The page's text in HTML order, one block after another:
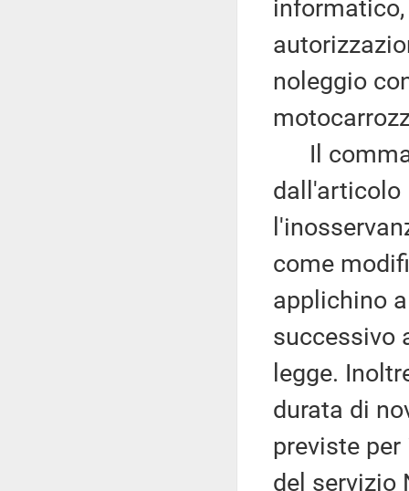
noleggio
Il comma
dall'articolo
come
applichino
successivo
legge.
durata di
previste
del servizio